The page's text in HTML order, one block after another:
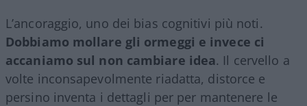
L’ancoraggio, uno dei bias cognitivi più noti.
Dobbiamo mollare gli ormeggi e invece ci
accaniamo sul non cambiare idea. Il cervello a
volte inconsapevolmente riadatta, distorce e
persino inventa i dettagli per per mantenere le